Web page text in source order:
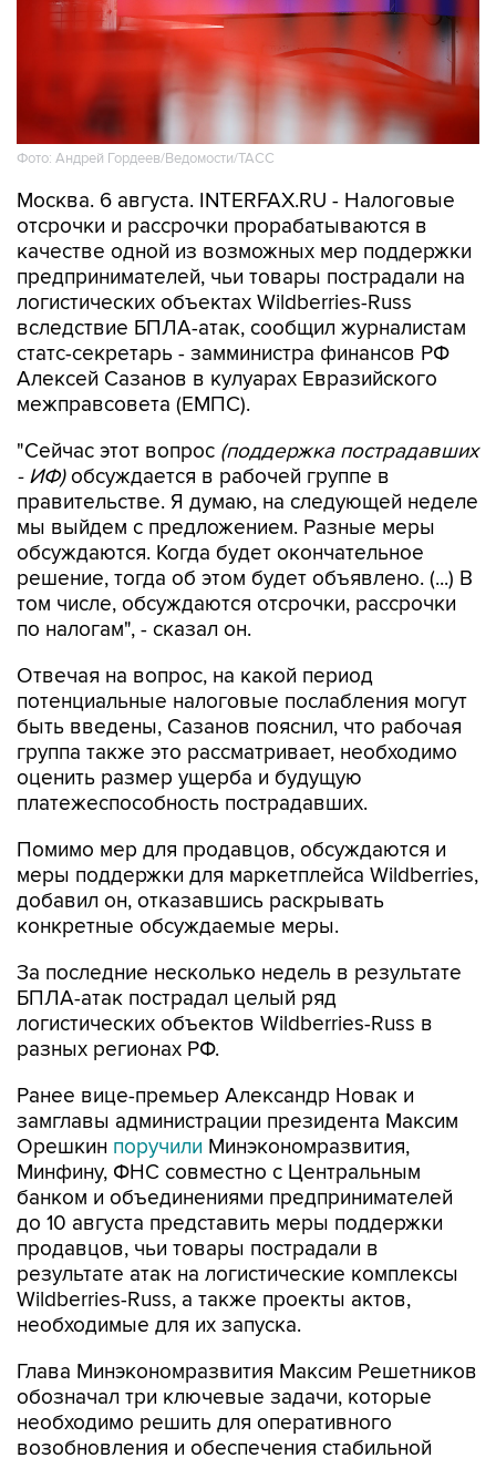
Фото: Андрей Гордеев/Ведомости/ТАСС
Москва. 6 августа. INTERFAX.RU - Налоговые
отсрочки и рассрочки прорабатываются в
качестве одной из возможных мер поддержки
предпринимателей, чьи товары пострадали на
логистических объектах Wildberries-Russ
вследствие БПЛА-атак, сообщил журналистам
статс-секретарь - замминистра финансов РФ
Алексей Сазанов в кулуарах Евразийского
межправсовета (ЕМПС).
"Сейчас этот вопрос (поддержка пострадавших
- ИФ)обсуждается в рабочей группе в
правительстве. Я думаю, на следующей неделе
мы выйдем с предложением. Разные меры
обсуждаются. Когда будет окончательное
решение, тогда об этом будет объявлено. (...) В
том числе, обсуждаются отсрочки, рассрочки
по налогам", - сказал он.
Отвечая на вопрос, на какой период
потенциальные налоговые послабления могут
быть введены, Сазанов пояснил, что рабочая
группа также это рассматривает, необходимо
оценить размер ущерба и будущую
платежеспособность пострадавших.
Помимо мер для продавцов, обсуждаются и
меры поддержки для маркетплейса Wildberries,
добавил он, отказавшись раскрывать
конкретные обсуждаемые меры.
За последние несколько недель в результате
БПЛА-атак пострадал целый ряд
логистических объектов Wildberries-Russ в
разных регионах РФ.
Ранее вице-премьер Александр Новак и
замглавы администрации президента Максим
Орешкин поручили Минэкономразвития,
Минфину, ФНС совместно с Центральным
банком и объединениями предпринимателей
до 10 августа представить меры поддержки
продавцов, чьи товары пострадали в
результате атак на логистические комплексы
Wildberries-Russ, а также проекты актов,
необходимые для их запуска.
Глава Минэкономразвития Максим Решетников
обозначал три ключевые задачи, которые
необходимо решить для оперативного
возобновления и обеспечения стабильной